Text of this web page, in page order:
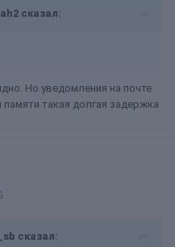
сказал:
Но уведомления на почте
такая долгая задержка
сказал: